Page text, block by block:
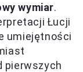
wymiar.
Łucji
umiejętności
pierwszych